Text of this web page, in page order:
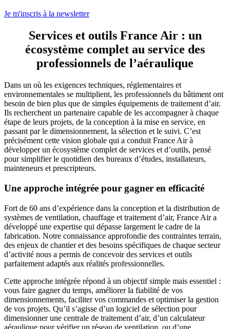
Je m'inscris à la newsletter
Services et outils France Air : un
écosystème complet au service des
professionnels de l’aéraulique
Dans un où les exigences techniques, réglementaires et
environnementales se multiplient, les professionnels du bâtiment ont
besoin de bien plus que de simples équipements de traitement d’air.
Ils recherchent un partenaire capable de les accompagner à chaque
étape de leurs projets, de la conception à la mise en service, en
passant par le dimensionnement, la sélection et le suivi. C’est
précisément cette vision globale qui a conduit France Air à
développer un écosystème complet de services et d’outils, pensé
pour simplifier le quotidien des bureaux d’études, installateurs,
mainteneurs et prescripteurs.
Une approche intégrée pour gagner en efficacité
Fort de 60 ans d’expérience dans la conception et la distribution de
systèmes de ventilation, chauffage et traitement d’air, France Air a
développé une expertise qui dépasse largement le cadre de la
fabrication. Notre connaissance approfondie des contraintes terrain,
des enjeux de chantier et des besoins spécifiques de chaque secteur
d’activité nous a permis de concevoir des services et outils
parfaitement adaptés aux réalités professionnelles.
Cette approche intégrée répond à un objectif simple mais essentiel :
vous faire gagner du temps, améliorer la fiabilité de vos
dimensionnements, faciliter vos commandes et optimiser la gestion
de vos projets. Qu’il s’agisse d’un logiciel de sélection pour
dimensionner une centrale de traitement d’air, d’un calculateur
aéraulique pour vérifier un réseau de ventilation, ou d’une